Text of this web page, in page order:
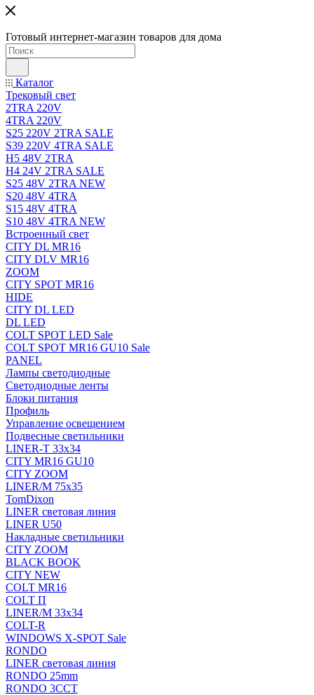
Готовый интернет-магазин товаров для дома
Каталог
Трековый свет
2TRA 220V
4TRA 220V
S25 220V 2TRA SALE
S39 220V 4TRA SALE
H5 48V 2TRA
H4 24V 2TRA SALE
S25 48V 2TRA NEW
S20 48V 4TRA
S15 48V 4TRA
S10 48V 4TRA NEW
Встроенный свет
CITY DL MR16
CITY DLV MR16
ZOOM
CITY SPOT MR16
HIDE
CITY DL LED
DL LED
COLT SPOT LED Sale
COLT SPOT MR16 GU10 Sale
PANEL
Лампы светодиодные
Светодиодные ленты
Блоки питания
Профиль
Управление освещением
Подвесные светильники
LINER-T 33x34
CITY MR16 GU10
CITY ZOOM
LINER/M 75х35
TomDixon
LINER световая линия
LINER U50
Накладные светильники
CITY ZOOM
BLACK BOOK
CITY NEW
COLT MR16
COLT П
LINER/М 33х34
COLT-R
WINDOWS X-SPOT Sale
RONDO
LINER световая линия
RONDO 25mm
RONDO 3CCT